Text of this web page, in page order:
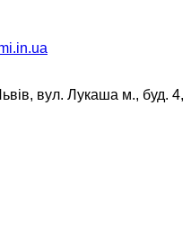
вул. Лукаша м., буд. 4,